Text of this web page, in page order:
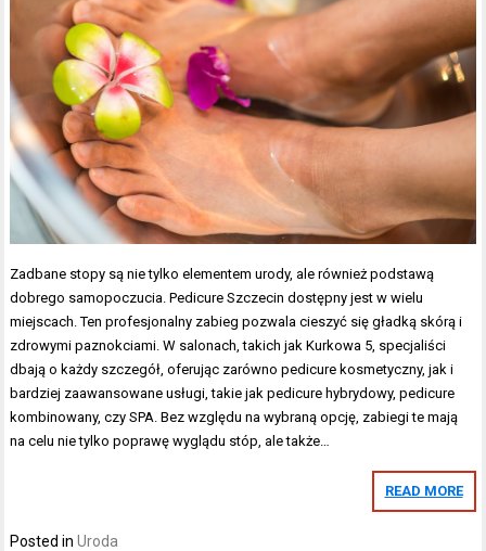
Zadbane stopy są nie tylko elementem urody, ale również podstawą
dobrego samopoczucia. Pedicure Szczecin dostępny jest w wielu
miejscach. Ten profesjonalny zabieg pozwala cieszyć się gładką skórą i
zdrowymi paznokciami. W salonach, takich jak Kurkowa 5, specjaliści
dbają o każdy szczegół, oferując zarówno pedicure kosmetyczny, jak i
bardziej zaawansowane usługi, takie jak pedicure hybrydowy, pedicure
kombinowany, czy SPA. Bez względu na wybraną opcję, zabiegi te mają
na celu nie tylko poprawę wyglądu stóp, ale także…
READ MORE
Posted inUroda